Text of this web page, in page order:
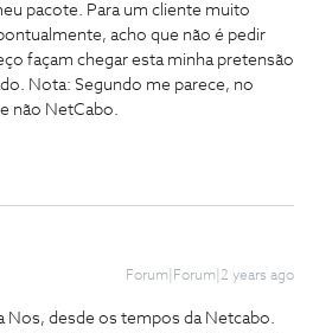
pacote. Para um cliente muito
acho que não é pedir
façam chegar esta minha pretensão
Nota: Segundo me parece, no
não NetCabo.
Forum|Forum|2 years ago
Nos, desde os tempos da Netcabo.